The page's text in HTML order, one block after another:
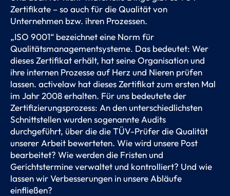
Zertifikate – so auch für die Qualität von
Unternehmen bzw. ihren Prozessen.
„ISO 9001“ bezeichnet eine Norm für
Qualitätsmanagementsysteme. Das bedeutet: Wer
dieses Zertifikat erhält, hat seine Organisation und
ihre internen Prozesse auf Herz und Nieren prüfen
lassen. activelaw hat dieses Zertifikat zum ersten Mal
im Jahr 2008 erhalten. Für uns bedeutete der
Zertifizierungsprozess: An den unterschiedlichsten
Schnittstellen wurden sogenannte Audits
durchgeführt, über die die TÜV-Prüfer die Qualität
unserer Arbeit bewerteten. Wie wird unsere Post
bearbeitet? Wie werden die Fristen und
Gerichtstermine verwaltet und kontrolliert? Und wie
lassen wir Verbesserungen in unsere Abläufe
einfließen?